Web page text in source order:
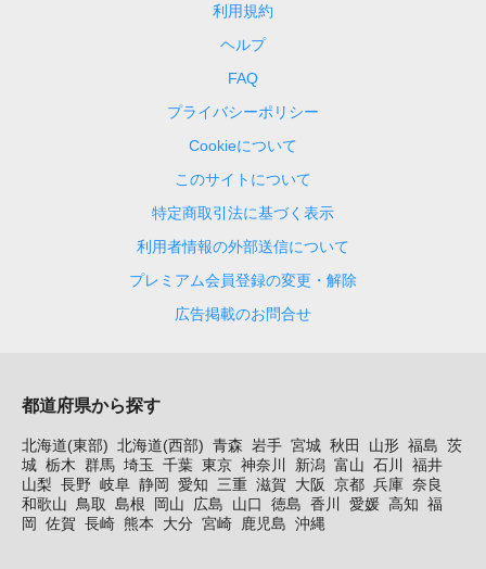
利用規約
ヘルプ
FAQ
プライバシーポリシー
Cookieについて
このサイトについて
特定商取引法に基づく表示
利用者情報の外部送信について
プレミアム会員登録の変更・解除
広告掲載のお問合せ
都道府県から探す
北海道(東部) 北海道(西部) 青森 岩手 宮城 秋田 山形 福島 茨
城 栃木 群馬 埼玉 千葉 東京 神奈川 新潟 富山 石川
福井
山梨 長野 岐阜 静岡 愛知 三重 滋賀 大阪 京都 兵庫 奈良
和歌山 鳥取 島根 岡山 広島 山口 徳島 香川 愛媛 高知 福
岡
佐賀 長崎 熊本 大分 宮崎 鹿児島 沖縄